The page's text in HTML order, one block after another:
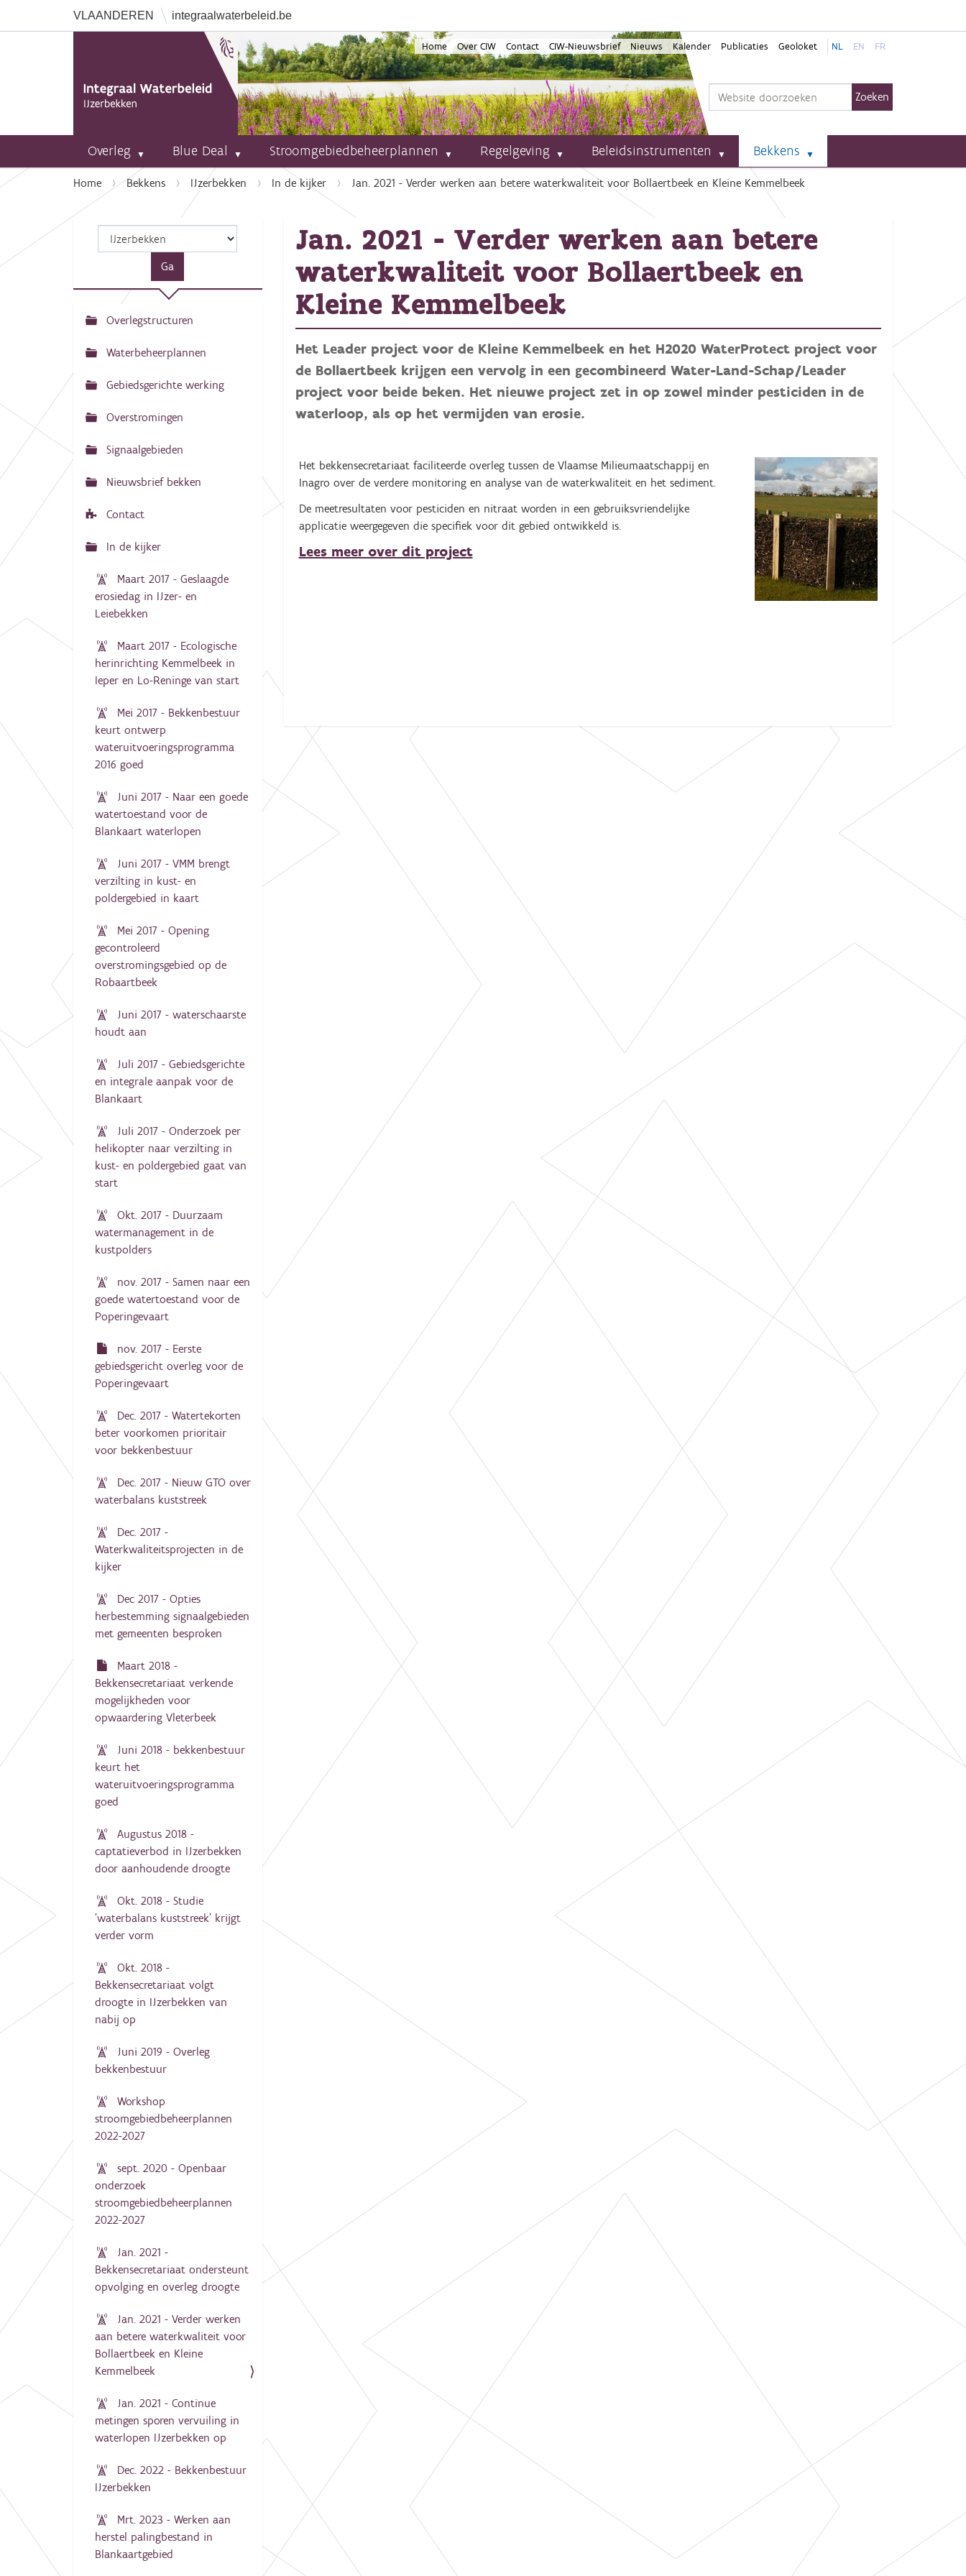
VLAANDEREN integraalwaterbeleid.be
Home Over CIW Contact CIW-Nieuwsbrief Nieuws Kalender Publicaties Geoloket NL EN FR
Overleg Blue Deal Stroomgebiedbeheerplannen Regelgeving Beleidsinstrumenten Bekkens
U
e
Home Bekkens IJzerbekken In de kijker Jan. 2021 - Verder werken aan betere waterkwaliteit voor Bollaertbeek en Kleine Kemmelbeek
Jan. 2021 - Verder werken aan betere
waterkwaliteit voor Bollaertbeek en
Kleine Kemmelbeek
Het Leader project voor de Kleine Kemmelbeek en het H2020 WaterProtect project voor
de Bollaertbeek krijgen een vervolg in een gecombineerd Water-Land-Schap/Leader
project voor beide beken. Het nieuwe project zet in op zowel minder pesticiden in de
waterloop, als op het vermijden van erosie.
Het bekkensecretariaat faciliteerde overleg tussen de Vlaamse Milieumaatschappij en
Inagro over de verdere monitoring en analyse van de waterkwaliteit en het sediment.
De meetresultaten voor pesticiden en nitraat worden in een gebruiksvriendelijke
applicatie weergegeven die specifiek voor dit gebied ontwikkeld is.
Lees meer over dit project
N
a
i
g
t
Overlegstructuren
Waterbeheerplannen
Gebiedsgerichte werking
Overstromingen
Signaalgebieden
Nieuwsbrief bekken
Contact
In de kijker
Maart 2017 - Geslaagde
erosiedag in IJzer- en
Leiebekken
Maart 2017 - Ecologische
herinrichting Kemmelbeek in
Ieper en Lo-Reninge van start
Mei 2017 - Bekkenbestuur
keurt ontwerp
wateruitvoeringsprogramma
2016 goed
Juni 2017 - Naar een goede
watertoestand voor de
Blankaart waterlopen
Juni 2017 - VMM brengt
verzilting in kust- en
poldergebied in kaart
Mei 2017 - Opening
gecontroleerd
overstromingsgebied op de
Robaartbeek
Juni 2017 - waterschaarste
houdt aan
Juli 2017 - Gebiedsgerichte
en integrale aanpak voor de
Blankaart
Juli 2017 - Onderzoek per
helikopter naar verzilting in
kust- en poldergebied gaat van
start
Okt. 2017 - Duurzaam
watermanagement in de
kustpolders
nov. 2017 - Samen naar een
goede watertoestand voor de
Poperingevaart
nov. 2017 - Eerste
gebiedsgericht overleg voor de
Poperingevaart
Dec. 2017 - Watertekorten
beter voorkomen prioritair
voor bekkenbestuur
Dec. 2017 - Nieuw GTO over
waterbalans kuststreek
Dec. 2017 -
Waterkwaliteitsprojecten in de
kijker
Dec 2017 - Opties
herbestemming signaalgebieden
met gemeenten besproken
Maart 2018 -
Bekkensecretariaat verkende
mogelijkheden voor
opwaardering Vleterbeek
Juni 2018 - bekkenbestuur
keurt het
wateruitvoeringsprogramma
goed
Augustus 2018 -
captatieverbod in IJzerbekken
door aanhoudende droogte
Okt. 2018 - Studie
'waterbalans kuststreek' krijgt
verder vorm
Okt. 2018 -
Bekkensecretariaat volgt
droogte in IJzerbekken van
nabij op
Juni 2019 - Overleg
bekkenbestuur
Workshop
stroomgebiedbeheerplannen
2022-2027
sept. 2020 - Openbaar
onderzoek
stroomgebiedbeheerplannen
2022-2027
Jan. 2021 -
Bekkensecretariaat ondersteunt
opvolging en overleg droogte
Jan. 2021 - Verder werken
aan betere waterkwaliteit voor
Bollaertbeek en Kleine
Kemmelbeek
Jan. 2021 - Continue
metingen sporen vervuiling in
waterlopen IJzerbekken op
Dec. 2022 - Bekkenbestuur
IJzerbekken
Mrt. 2023 - Werken aan
herstel palingbestand in
Blankaartgebied